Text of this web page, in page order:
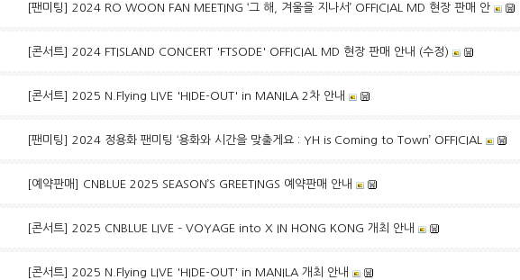
[팬미팅] 2024 RO WOON FAN MEETING ‘그 해, 겨울을 지나서’ OFFICIAL MD 현장 판매 안
[콘서트] 2024 FTISLAND CONCERT 'FTSODE' OFFICIAL MD 현장 판매 안내 (수정)
[콘서트] 2025 N.Flying LIVE 'HIDE-OUT' in MANILA 2차 안내
[팬미팅] 2024 정용화 팬미팅 ‘용화와 시간을 맞출게요 : YH is Coming to Town’ OFFICIAL
[예약판매] CNBLUE 2025 SEASON’S GREETINGS 예약판매 안내
[콘서트] 2025 CNBLUE LIVE – VOYAGE into X IN HONG KONG 개최 안내
[콘서트] 2025 N.Flying LIVE 'HIDE-OUT' in MANILA 개최 안내